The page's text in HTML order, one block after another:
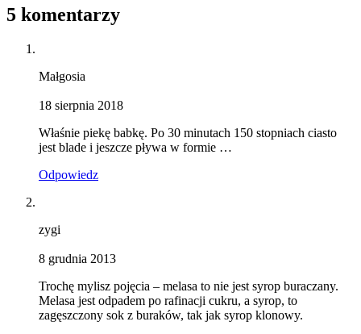
5 komentarzy
Małgosia
18 sierpnia 2018
Właśnie piekę babkę. Po 30 minutach 150 stopniach ciasto
jest blade i jeszcze pływa w formie …
Odpowiedz
zygi
8 grudnia 2013
Trochę mylisz pojęcia – melasa to nie jest syrop buraczany.
Melasa jest odpadem po rafinacji cukru, a syrop, to
zagęszczony sok z buraków, tak jak syrop klonowy.